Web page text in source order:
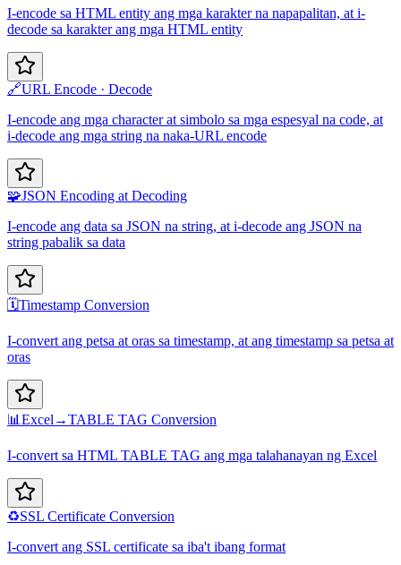
I-encode sa HTML entity ang mga karakter na napapalitan, at i-
decode sa karakter ang mga HTML entity
🔗URL Encode · Decode
I-encode ang mga character at simbolo sa mga espesyal na code, at
i-decode ang mga string na naka-URL encode
🧩JSON Encoding at Decoding
I-encode ang data sa JSON na string, at i-decode ang JSON na
string pabalik sa data
🗓️Timestamp Conversion
I-convert ang petsa at oras sa timestamp, at ang timestamp sa petsa at
oras
📊 Excel→TABLE TAG Conversion
I-convert sa HTML TABLE TAG ang mga talahanayan ng Excel
♻️SSL Certificate Conversion
I-convert ang SSL certificate sa iba't ibang format